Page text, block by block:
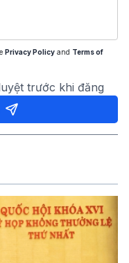
Privacy Policy and Terms of
trước khi đăng